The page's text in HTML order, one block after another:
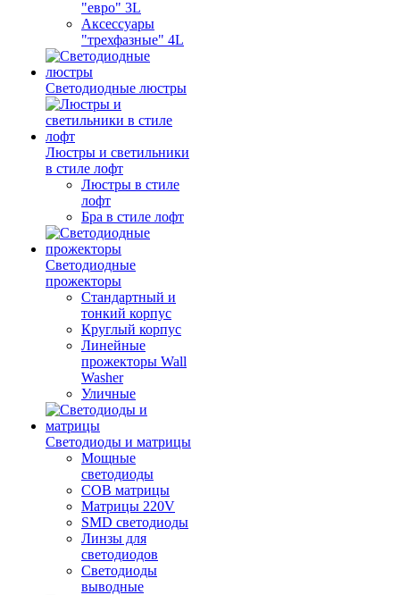
"евро" 3L
Аксессуары
"трехфазные" 4L
Светодиодные люстры
Люстры и светильники
в стиле лофт
Люстры в стиле
лофт
Бра в стиле лофт
Светодиодные
прожекторы
Стандартный и
тонкий корпус
Круглый корпус
Линейные
прожекторы Wall
Washer
Уличные
Светодиоды и матрицы
Мощные
светодиоды
COB матрицы
Матрицы 220V
SMD светодиоды
Линзы для
светодиодов
Светодиоды
выводные